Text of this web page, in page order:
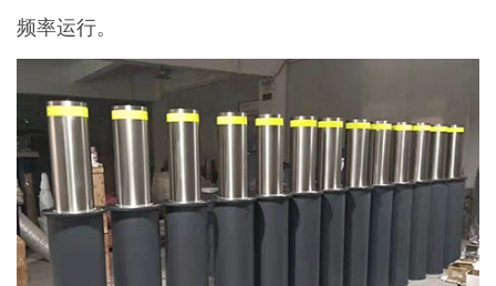
频率运行。